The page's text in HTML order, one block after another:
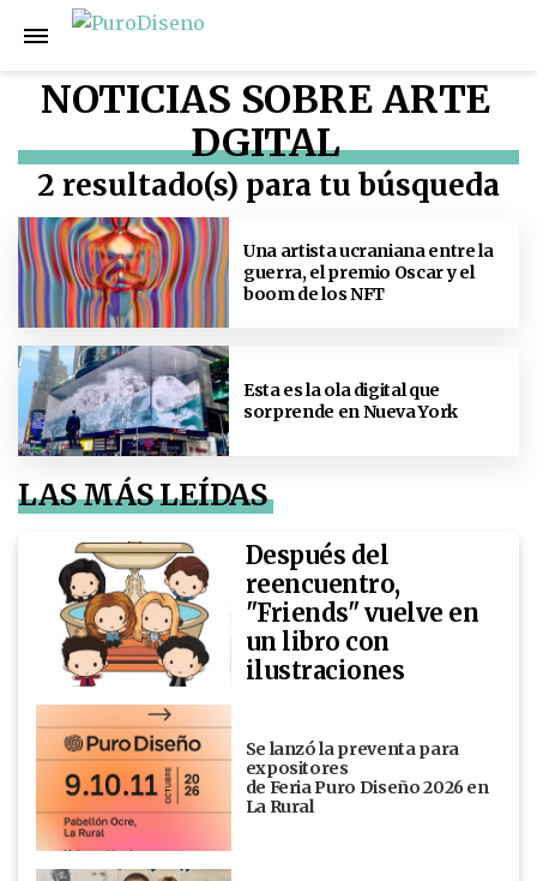
NOTICIAS SOBRE ARTE
DGITAL
2 resultado(s) para tu búsqueda
Una artista ucraniana entre la
guerra, el premio Oscar y el
boom de los NFT
Esta es la ola digital que
sorprende en Nueva York
LAS MÁS LEÍDAS
Después del
reencuentro,
"Friends" vuelve en
un libro con
ilustraciones
Se lanzó la preventa para
expositores
de Feria Puro Diseño 2026 en
La Rural